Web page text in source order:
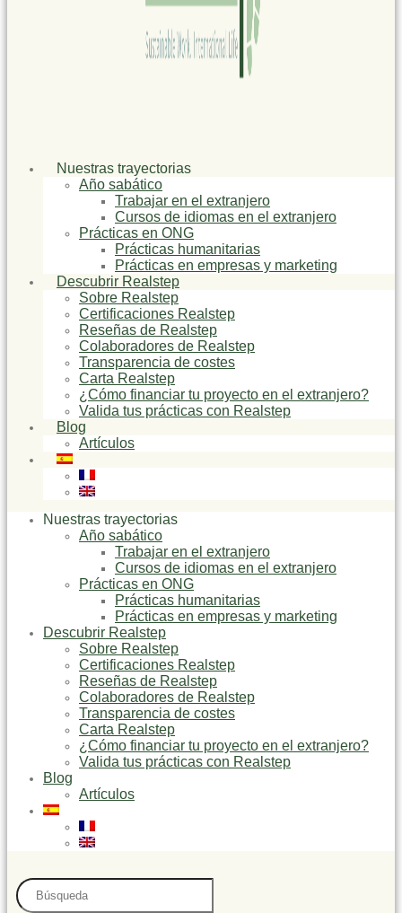
Nuestras trayectorias
Año sabático
Trabajar en el extranjero
Cursos de idiomas en el extranjero
Prácticas en ONG
Prácticas humanitarias
Prácticas en empresas y marketing
Descubrir Realstep
Sobre Realstep
Certificaciones Realstep
Reseñas de Realstep
Colaboradores de Realstep
Transparencia de costes
Carta Realstep
¿Cómo financiar tu proyecto en el extranjero?
Valida tus prácticas con Realstep
Blog
Artículos
Nuestras trayectorias
Año sabático
Trabajar en el extranjero
Cursos de idiomas en el extranjero
Prácticas en ONG
Prácticas humanitarias
Prácticas en empresas y marketing
Descubrir Realstep
Sobre Realstep
Certificaciones Realstep
Reseñas de Realstep
Colaboradores de Realstep
Transparencia de costes
Carta Realstep
¿Cómo financiar tu proyecto en el extranjero?
Valida tus prácticas con Realstep
Blog
Artículos
Search
...